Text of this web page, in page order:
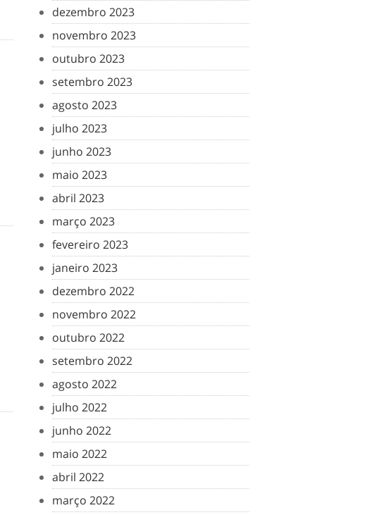
dezembro 2023
novembro 2023
outubro 2023
setembro 2023
agosto 2023
julho 2023
junho 2023
maio 2023
abril 2023
março 2023
fevereiro 2023
janeiro 2023
dezembro 2022
novembro 2022
outubro 2022
setembro 2022
agosto 2022
julho 2022
junho 2022
maio 2022
abril 2022
março 2022